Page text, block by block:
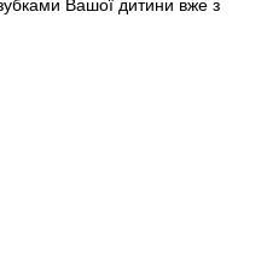
Вашої дитини вже з